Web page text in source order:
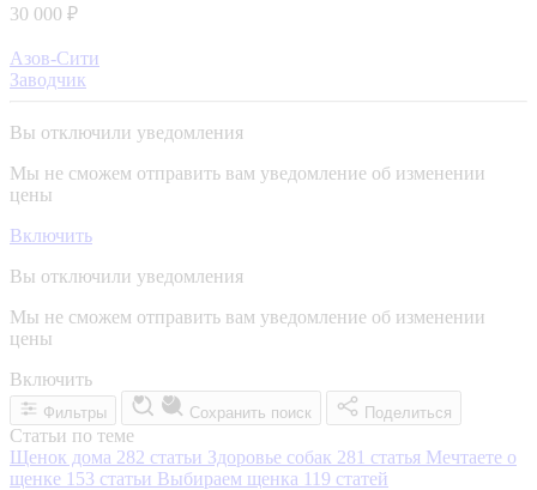
30 000 ₽
Азов-Сити
Заводчик
Вы отключили уведомления
Мы не сможем отправить вам уведомление об изменении
цены
Включить
Вы отключили уведомления
Мы не сможем отправить вам уведомление об изменении
цены
Включить
Фильтры Сохранить поиск Поделиться
Статьи по теме
Щенок дома 282 статьи Здоровье собак 281 статья Мечтаете о
щенке 153 статьи Выбираем щенка 119 статей